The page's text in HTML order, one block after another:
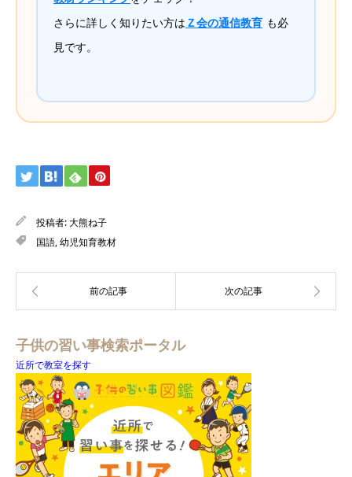
さらに詳しく知りたい方は Ｚ会の通信教育 も必
見です。
投稿者:大熊ね子
国語,幼児知育教材
子供の習い事検索ポータル
近所で教室を探す